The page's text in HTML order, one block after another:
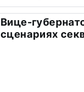
Вице-
сценариях